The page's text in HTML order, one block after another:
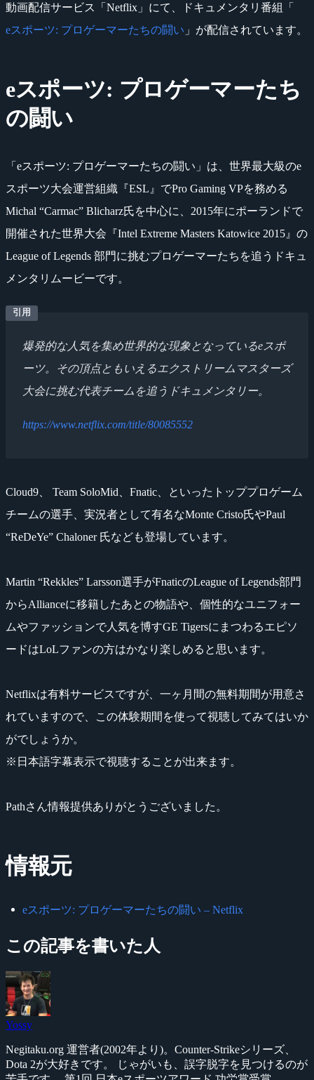
動画配信サービス「Netflix」にて、ドキュメンタリ番組「
eスポーツ: プロゲーマーたちの闘い 」が配信されています。
eスポーツ: プロゲーマーたち
の闘い
「eスポーツ: プロゲーマーたちの闘い」は、世界最大級のe
スポーツ大会運営組織『ESL』でPro Gaming VPを務める
Michal “Carmac” Blicharz氏を中心に、2015年にポーランドで
開催された世界大会『Intel Extreme Masters Katowice 2015』の
League of Legends 部門に挑むプロゲーマーたちを追うドキュ
メンタリムービーです。
爆発的な人気を集め世界的な現象となっているeスポ
ーツ。その頂点ともいえるエクストリームマスターズ
大会に挑む代表チームを追うドキュメンタリー。
https://www.netflix.com/title/80085552
Cloud9、 Team SoloMid、Fnatic、といったトッププロゲーム
チームの選手、実況者として有名なMonte Cristo氏やPaul
“ReDeYe” Chaloner 氏なども登場しています。
Martin “Rekkles” Larsson選手がFnaticのLeague of Legends部門
からAllianceに移籍したあとの物語や、個性的なユニフォー
ムやファッションで人気を博すGE Tigersにまつわるエピソ
ードはLoLファンの方はかなり楽しめると思います。
Netflixは有料サービスですが、一ヶ月間の無料期間が用意さ
れていますので、この体験期間を使って視聴してみてはいか
がでしょうか。
※日本語字幕表示で視聴することが出来ます。
Pathさん情報提供ありがとうございました。
情報元
eスポーツ: プロゲーマーたちの闘い – Netflix
この記事を書いた人
Yossy
Negitaku.org 運営者(2002年より)。Counter-Strikeシリーズ、
Dota 2が大好きです。 じゃがいも、誤字脱字を見つけるのが